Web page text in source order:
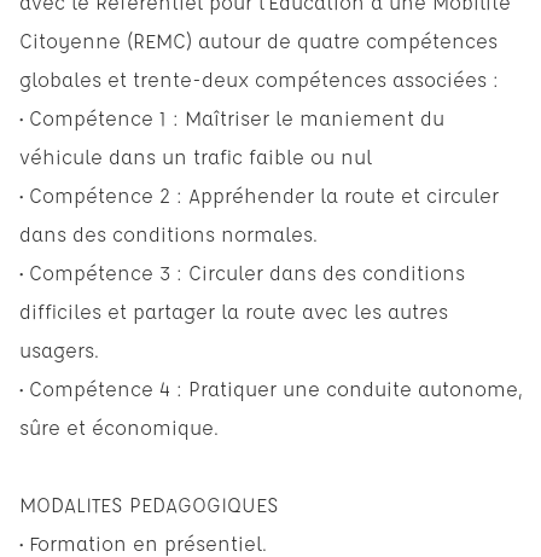
Citoyenne (REMC) autour de quatre compétences
globales et trente-deux compétences associées :
• Compétence 1 : Maîtriser le maniement du
véhicule dans un trafic faible ou nul
• Compétence 2 : Appréhender la route et circuler
dans des conditions normales.
• Compétence 3 : Circuler dans des conditions
difficiles et partager la route avec les autres
usagers.
• Compétence 4 : Pratiquer une conduite autonome,
sûre et économique.
MODALITES PEDAGOGIQUES
• Formation en présentiel.